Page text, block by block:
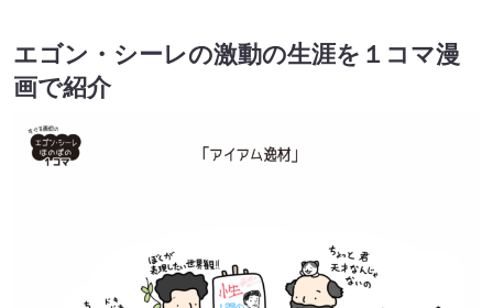
エゴン・シーレの激動の生涯を１コマ漫
画で紹介